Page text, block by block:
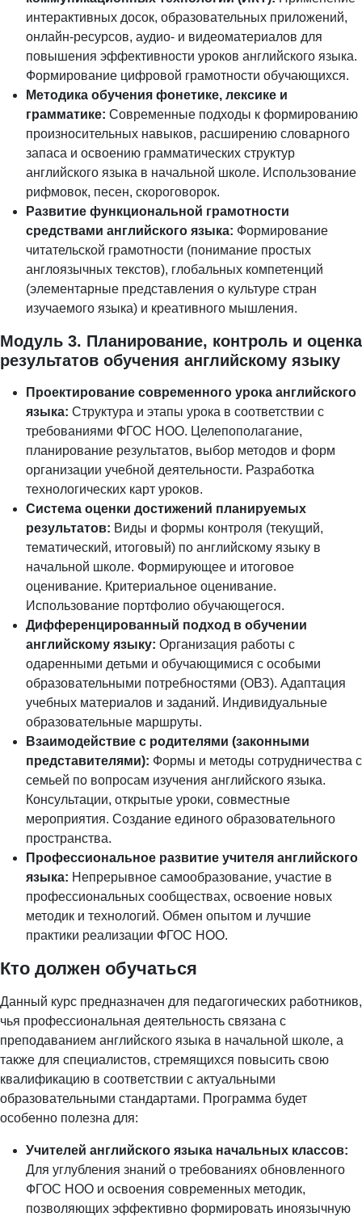
интерактивных досок, образовательных приложений,
онлайн-ресурсов, аудио- и видеоматериалов для
повышения эффективности уроков английского языка.
Формирование цифровой грамотности обучающихся.
Методика обучения фонетике, лексике и
грамматике: Современные подходы к формированию
произносительных навыков, расширению словарного
запаса и освоению грамматических структур
английского языка в начальной школе. Использование
рифмовок, песен, скороговорок.
Развитие функциональной грамотности
средствами английского языка: Формирование
читательской грамотности (понимание простых
англоязычных текстов), глобальных компетенций
(элементарные представления о культуре стран
изучаемого языка) и креативного мышления.
Модуль 3. Планирование, контроль и оценка
результатов обучения английскому языку
Проектирование современного урока английского
языка: Структура и этапы урока в соответствии с
требованиями ФГОС НОО. Целепополагание,
планирование результатов, выбор методов и форм
организации учебной деятельности. Разработка
технологических карт уроков.
Система оценки достижений планируемых
результатов: Виды и формы контроля (текущий,
тематический, итоговый) по английскому языку в
начальной школе. Формирующее и итоговое
оценивание. Критериальное оценивание.
Использование портфолио обучающегося.
Дифференцированный подход в обучении
английскому языку: Организация работы с
одаренными детьми и обучающимися с особыми
образовательными потребностями (ОВЗ). Адаптация
учебных материалов и заданий. Индивидуальные
образовательные маршруты.
Взаимодействие с родителями (законными
представителями): Формы и методы сотрудничества с
семьей по вопросам изучения английского языка.
Консультации, открытые уроки, совместные
мероприятия. Создание единого образовательного
пространства.
Профессиональное развитие учителя английского
языка: Непрерывное самообразование, участие в
профессиональных сообществах, освоение новых
методик и технологий. Обмен опытом и лучшие
практики реализации ФГОС НОО.
Кто должен обучаться
Данный курс предназначен для педагогических работников,
чья профессиональная деятельность связана с
преподаванием английского языка в начальной школе, а
также для специалистов, стремящихся повысить свою
квалификацию в соответствии с актуальными
образовательными стандартами. Программа будет
особенно полезна для:
Учителей английского языка начальных классов:
Для углубления знаний о требованиях обновленного
ФГОС НОО и освоения современных методик,
позволяющих эффективно формировать иноязычную